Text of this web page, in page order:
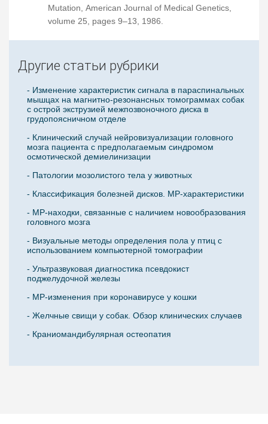
Mutation, American Journal of Medical Genetics,
volume 25, pages 9–13, 1986.
Другие статьи рубрики
- Изменение характеристик сигнала в параспинальных
мышцах на магнитно-резонансных томограммах собак
с острой экструзией межпозвоночного диска в
грудопоясничном отделе
- Клинический случай нейровизуализации головного
мозга пациента с предполагаемым синдромом
осмотической демиелинизации
- Патологии мозолистого тела у животных
- Классификация болезней дисков. МР-характеристики
- МР-находки, связанные с наличием новообразования
головного мозга
- Визуальные методы определения пола у птиц с
использованием компьютерной томографии
- Ультразвуковая диагностика псевдокист
поджелудочной железы
- МР-изменения при коронавирусе у кошки
- Желчные свищи у собак. Обзор клинических случаев
- Краниомандибулярная остеопатия